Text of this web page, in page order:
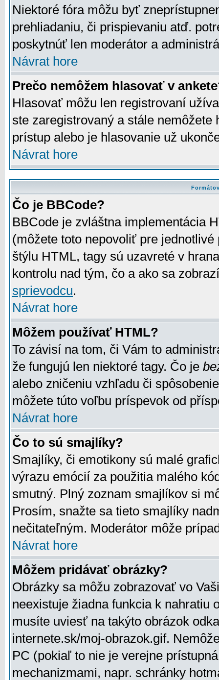
Niektoré fóra môžu byť
prehliadaniu, či prispievaniu atď.
poskytnúť len moderátor a
Návrat hore
Prečo nemôžem hlasovať v
Hlasovať môžu len registrovaní
ste zaregistrovaný a stále
prístup alebo je hlasovanie už
Návrat hore
Čo je BBCode?
BBCode je zvláštna implementácia
(môžete toto nepovoliť pre
štýlu HTML, tagy sú uzavreté v
kontrolu nad tým, čo a ako sa
sprievodcu.
Návrat hore
Môžem používať HTML?
To závisí na tom, či Vám to
že fungujú len niektoré tagy. Čo je
alebo zničeniu vzhľadu či
môžete túto voľbu príspevok od
Návrat hore
Čo to sú smajlíky?
Smajlíky, či emotikony sú malé
výrazu emócií za použitia malého
smutný. Plný zoznam smajlíkov si
Prosím, snažte sa tieto smajlíky
nečitateľným. Moderátor môže
Návrat hore
Môžem pridávať obrázky?
Obrázky sa môžu zobrazovať vo
neexistuje žiadna funkcia k nahratiu
musíte uviesť na takýto obrázok
internete.sk/moj-obrazok.gif.
PC (pokiaľ to nie je verejne
mechanizmami, napr. schránky